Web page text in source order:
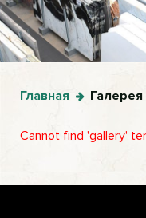
Главная
Cannot find 'gallery'